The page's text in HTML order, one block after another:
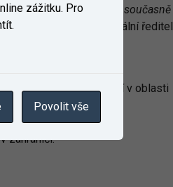
příležitost může být současně
a generální ředitel
a komplexních řešení v oblasti
vlastníci železniční
zahraničí.
zážitku. Pro
Povolit vše